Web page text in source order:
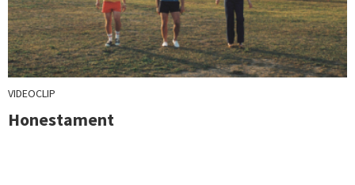
VIDEOCLIP
Honestament